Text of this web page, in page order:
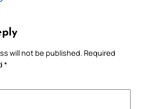
will not be published. Required
*